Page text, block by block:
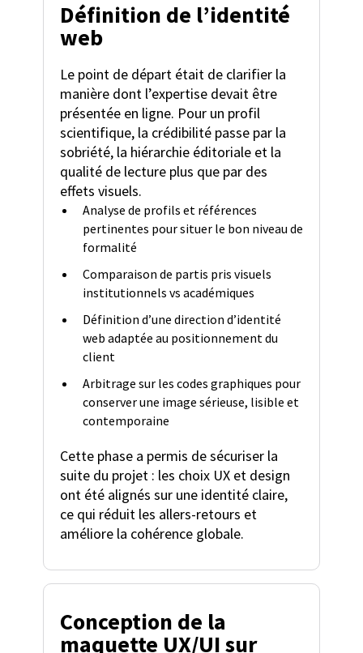
Définition de l’identité
web
Le point de départ était de clarifier la
manière dont l’expertise devait être
présentée en ligne. Pour un profil
scientifique, la crédibilité passe par la
sobriété, la hiérarchie éditoriale et la
qualité de lecture plus que par des
effets visuels.
Analyse de profils et références
pertinentes pour situer le bon niveau de
formalité
Comparaison de partis pris visuels
institutionnels vs académiques
Définition d’une direction d’identité
web adaptée au positionnement du
client
Arbitrage sur les codes graphiques pour
conserver une image sérieuse, lisible et
contemporaine
Cette phase a permis de sécuriser la
suite du projet : les choix UX et design
ont été alignés sur une identité claire,
ce qui réduit les allers-retours et
améliore la cohérence globale.
Conception de la
maquette UX/UI sur